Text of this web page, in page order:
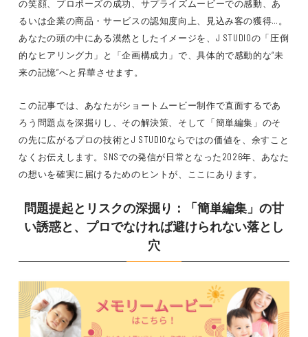
の笑顔、プロポーズの成功、サプライズムービーでの感動、あ
るいは企業の商品・サービスの認知度向上、見込み客の獲得…。
あなたの頭の中にある漠然としたイメージを、J STUDIOの「圧倒
的なヒアリング力」と「企画構成力」で、具体的で感動的な“未
来の記憶”へと昇華させます。
この記事では、あなたがショートムービー制作で直面するであ
ろう問題点を深掘りし、その解決策、そして「簡単編集」のそ
の先に広がるプロの技術とJ STUDIOならではの価値を、余すこと
なくお伝えします。SNSでの発信が日常となった2026年、あなた
の想いを確実に届けるためのヒントが、ここにあります。
問題提起とリスクの深掘り：「簡単編集」の甘
い誘惑と、プロでなければ避けられない落とし
穴